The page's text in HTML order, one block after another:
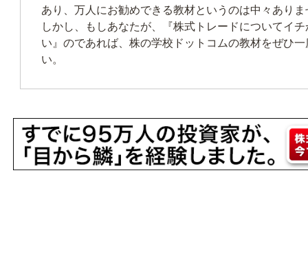
あり、万人にお勧めできる教材というのは中々ありま
しかし、もしあなたが、『株式トレードについてイ
い』のであれば、株の学校ドットコムの教材をぜひ
い。